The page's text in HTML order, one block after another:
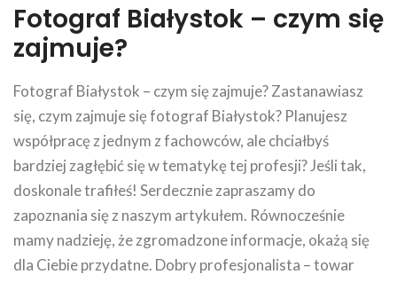
Fotograf Białystok – czym się
zajmuje?
Fotograf Białystok – czym się zajmuje? Zastanawiasz
się, czym zajmuje się fotograf Białystok? Planujesz
współpracę z jednym z fachowców, ale chciałbyś
bardziej zagłębić się w tematykę tej profesji? Jeśli tak,
doskonale trafiłeś! Serdecznie zapraszamy do
zapoznania się z naszym artykułem. Równocześnie
mamy nadzieję, że zgromadzone informacje, okażą się
dla Ciebie przydatne. Dobry profesjonalista – towar